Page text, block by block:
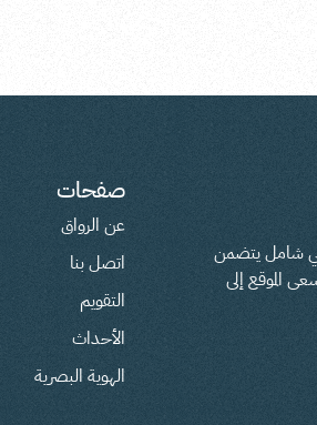
شامل يتضمن
الموقع إلى
صفحات
عن الرواق
اتصل بنا
التقويم
الأحداث
الهوية البصرية